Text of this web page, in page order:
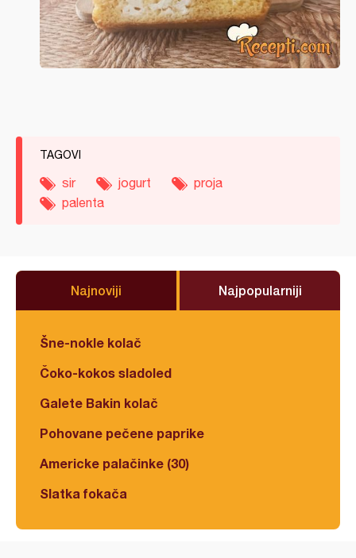
TAGOVI
sir jogurt
proja
palenta
Najnoviji Najpopularniji
Šne-nokle kolač
Čoko-kokos sladoled
Galete Bakin kolač
Pohovane pečene paprike
Americke palačinke (30)
Slatka fokača